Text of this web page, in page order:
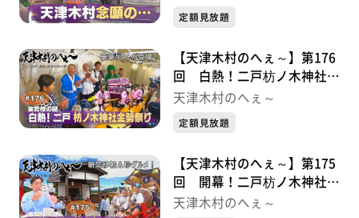
定額見放題
【天津木村のへぇ～】第176
回 白熱！二戸枋ノ木神社金
勢祭り・・・金勢様シリーズ
天津木村のへぇ～
定額見放題
【天津木村のへぇ～】第175
回 開幕！二戸枋ノ木神社金
勢祭り・・・金勢様シリーズ
天津木村のへぇ～